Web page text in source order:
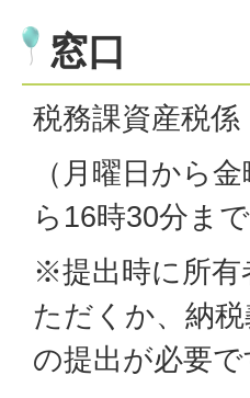
窓口
税務課資産税係
（月曜日から金
ら16時30分まで
※提出時に所有
ただくか、納
の提出が必要で